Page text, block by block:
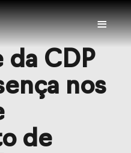
≡
Órgãos Sociais
Representações
Internacionais
CDP
nos
de